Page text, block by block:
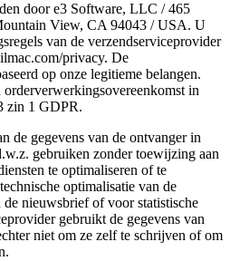
door e3 Software, LLC / 465
View, CA 94043 / USA. U
van de verzendserviceprovider
privacy. De
op onze legitieme belangen.
in
zin 1 GDPR.
de gegevens van de ontvanger in
gebruiken zonder toewijzing aan
te optimaliseren of te
optimalisatie van de
nieuwsbrief of voor statistische
gebruikt de gegevens van
niet om ze zelf te schrijven of om